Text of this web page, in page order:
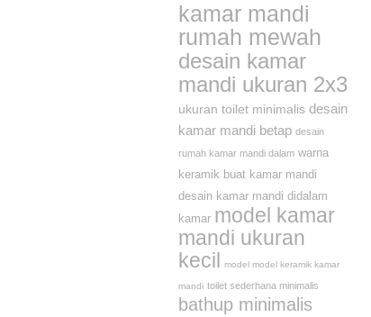
kamar mandi
rumah mewah
desain kamar
mandi ukuran 2x3
ukuran toilet minimalis desain
kamar mandi betap desain
rumah kamar mandi dalam warna
keramik buat kamar mandi
desain kamar mandi didalam
kamar model kamar
mandi ukuran
kecil model model keramik kamar
mandi toilet sederhana minimalis
bathup minimalis